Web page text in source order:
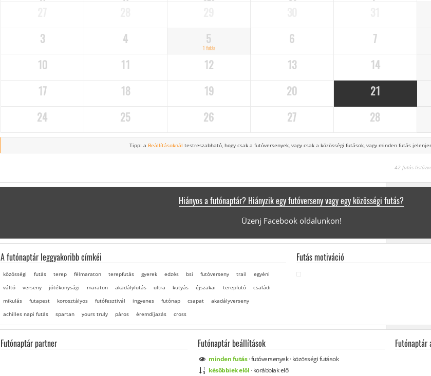
3
4 5
1 futás
6
7
10
11 12 13
14
17
18 19 20
21
24
25 26 27 28
Tipp: a Beállításoknál testreszabható, hogy csak a futóversenyek, vagy csak a közösségi futások, vagy minden futás
42 futás
Hiányos a futónaptár? Hiányzik egy futóverseny vagy egy közösségi futás?
Üzenj Facebook oldalunkon!
A futónaptár leggyakoribb címkéi
közösségi futás terep félmaraton terepfutás gyerek edzés bsi futóverseny trail
egyéni
váltó
verseny jótékonysági maraton akadályfutás ultra kutyás éjszakai terepfutó
családi
mikulás
futapest korosztályos futófesztivál ingyenes futónap csapat
akadályverseny
achilles napi futás
spartan yours truly páros éremdíjazás cross
Futás motiváció
Futónaptár partner Futónaptár beállítások
mindenfutás·futóversenyek·közösségifutások
későbbiek elöl ·korábbiak elöl
Futónaptár